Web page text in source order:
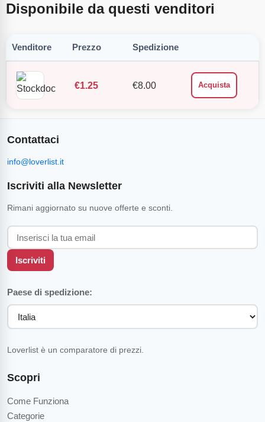
Disponibile da questi venditori
Venditore Prezzo Spedizione
€1.25 €8.00 Acquista
Scopri
Come Funziona
Categorie
Contattaci
info@loverlist.it
Iscriviti alla Newsletter
Rimani aggiornato su nuove offerte e sconti.
Iscriviti
Paese di spedizione:
Loverlist è un comparatore di prezzi.